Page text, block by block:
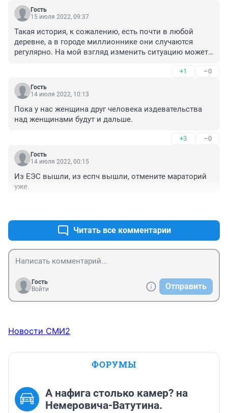
Гость
15 июля 2022, 09:37
Такая история, к сожалению, есть почти в любой
деревне, а в городе миллионнике они случаются
регулярно. На мой взгляд изменить ситуацию может
отнятая жизнь - это его жизнь тоже. Высшая мера
должна быть, а не 12 лет с возможностью УДО.
+1 –0
Гость
14 июля 2022, 10:13
Пока у нас женщина друг человека издевательства
над женщинами будут и дальше.
+3 –0
Гость
14 июля 2022, 00:15
Из ЕЭС вышли, из еспч вышли, отмените мараторий
уже.
Читать все комментарии
Гость
Войти
Отправить
Новости СМИ2
ФОРУМЫ
А нафига столько камер? на
Немеровича-Ватутина.